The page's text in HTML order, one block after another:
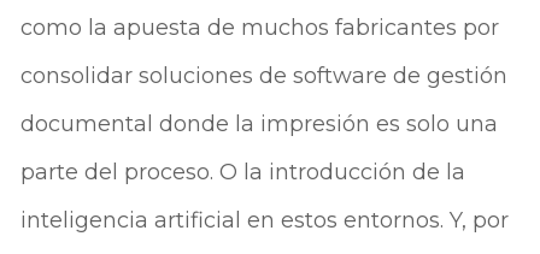
como la apuesta de muchos fabricantes por
consolidar soluciones de software de gestión
documental donde la impresión es solo una
parte del proceso. O la introducción de la
inteligencia artificial en estos entornos. Y, por